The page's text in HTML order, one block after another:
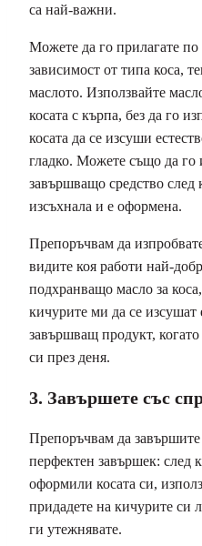
са най-важни.
Можете да го прилагате
зависимост от типа коса,
маслото. Използвайте
косата с кърпа, без да го
косата да се изсуши
гладко. Можете също да го
завършващо средство след
изсъхнала и е оформена.
Препоръчвам да
видите коя работи най-
подхранващо масло за
кичурите ми да се изсушат
завършващ продукт,
си през деня.
3. Завършете със
Препоръчвам да завършите
перфектен завършек: след
оформили косата си,
придадете на кичурите си
ги утежнявате.